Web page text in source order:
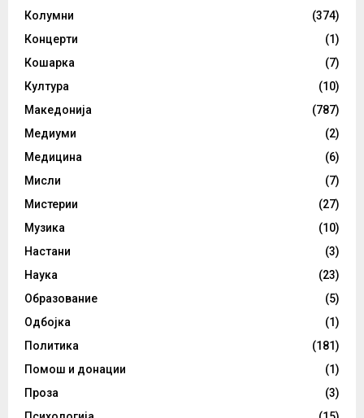
Колумни
(374)
Концерти
(1)
Кошарка
(7)
Култура
(10)
Македонија
(787)
Медиуми
(2)
Медицина
(6)
Мисли
(7)
Мистерии
(27)
Музика
(10)
Настани
(3)
Наука
(23)
Образование
(5)
Одбојка
(1)
Политика
(181)
Помош и донации
(1)
Проза
(3)